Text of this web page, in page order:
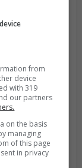
Brink.
Thorisson esce,
posto Bjarki
from
device
with 319
our partners
on the basis
managing
of this page
in privacy